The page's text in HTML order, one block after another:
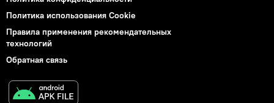
Политика использования Cookie
Правила применения рекомендательных
технологий
Обратная связь